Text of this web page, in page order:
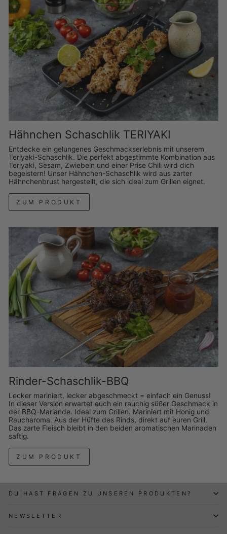
Hähnchen Schaschlik TERIYAKI
Entdecke ein gelungenes Geschmackserlebnis mit unserem
Teriyaki-Schaschlik. Die perfekt abgestimmte Kombination aus
Teriyaki, Sesam, Zwiebeln und einer Prise Chili wird dich
begeistern! Unser Hähnchen-Schaschlik wird aus zarter
Hähnchenbrust hergestellt, die sich ideal zum Grillen eignet.
ZUM PRODUKT
Rinder-Schaschlik-BBQ
Lecker mariniert, lecker abgeschmeckt = einfach ein Genuss!
In dieser Version erwartet euch ein rauchig süßer Geschmack in
der BBQ-Mariande. Ideal zum Grillen. Mariniert mit Honig und
Raucharoma. Aus der Hüfte des Rinds, direkt auf euren Grill.
Das zarte Fleisch bleibt in den beiden aromatischen Marinaden
saftig.
ZUM PRODUKT
DU HAST FRAGEN ZU UNSEREN PRODUKTEN?
NEWSLETTER